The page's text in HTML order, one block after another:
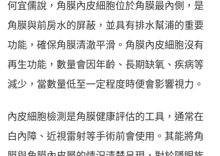
何宜儒說，角膜內皮細胞位於角膜最內側，是
角膜與前房水的屏蔽，並具有排水幫浦的重要
功能，確保角膜清澈平滑。角膜內皮細胞沒有
再生功能，數量會因年齡、長期缺氧、疾病等
減少，當數量低至一定程度時便會影響視力。
內皮細胞檢測是角膜健康評估的工具，通常在
白內障、近視雷射等手術前會使用。其能將角